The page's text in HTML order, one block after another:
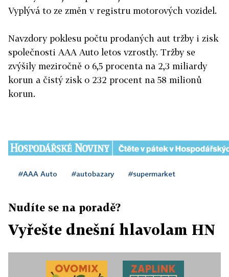
Vyplývá to ze změn v registru motorových vozidel.
Navzdory poklesu počtu prodaných aut tržby i zisk
společnosti AAA Auto letos vzrostly. Tržby se
zvýšily meziročně o 6,5 procenta na 2,3 miliardy
korun a čistý zisk o 232 procent na 58 milionů
korun.
#AAA Auto #autobazary #supermarket
Nudíte se na poradě?
Vyřešte dnešní hlavolam HN